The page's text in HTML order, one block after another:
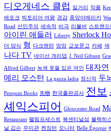
디오게네스 클럽 일거리 작품
에포크 빅토리아 여왕 경감 중앙아메리카
Road 선민주의 세속적 비극 리볼버 스트랜드
아이린 애들러 Liberty Sherlock
더 양식 형 다크랜턴 엉망 교보문고 카페 색
나다 TV 네이선 개리덥 J. Neil Gibson
Alfred Gilbert 녹색 옷을 입은 여인 대자연
메리 모스턴 La gazza ladra 정신적 두
Penquin Books 先物 한국출판공사 전보
셰익스피어
Gloucester Road
Restaurant 팰림프세스트 북센티널섬 블랙히
닐 깁슨 우미관 켄징턴 모니터 Belle Époque